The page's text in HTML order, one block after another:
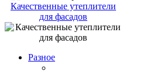
Качественные утеплители
для фасадов
Разное